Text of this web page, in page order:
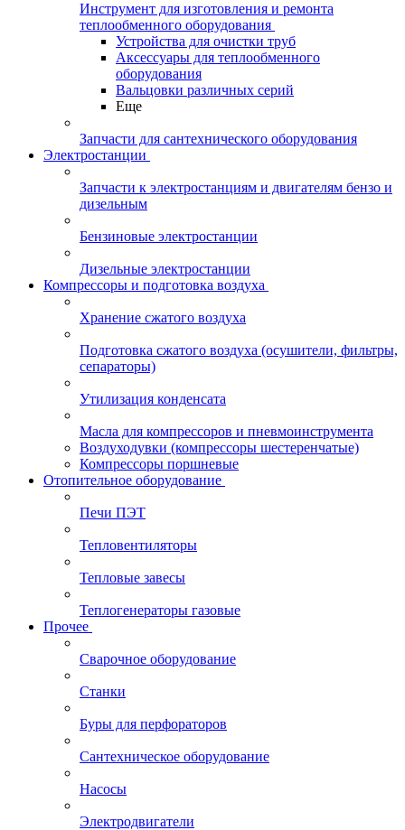
Инструмент для изготовления и ремонта
теплообменного оборудования
Устройства для очистки труб
Аксессуары для теплообменного
оборудования
Вальцовки различных серий
Еще
Запчасти для сантехнического оборудования
Электростанции
Запчасти к электростанциям и двигателям бензо и
дизельным
Бензиновые электростанции
Дизельные электростанции
Компрессоры и подготовка воздуха
Хранение сжатого воздуха
Подготовка сжатого воздуха (осушители, фильтры,
сепараторы)
Утилизация конденсата
Масла для компрессоров и пневмоинструмента
Воздуходувки (компрессоры шестеренчатые)
Компрессоры поршневые
Отопительное оборудование
Печи ПЭТ
Тепловентиляторы
Тепловые завесы
Теплогенераторы газовые
Прочее
Сварочное оборудование
Станки
Буры для перфораторов
Сантехническое оборудование
Насосы
Электродвигатели